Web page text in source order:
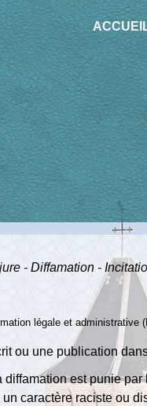
- Diffamation -
légale et administrative
ou une publication
diffamation est punie
caractère raciste ou